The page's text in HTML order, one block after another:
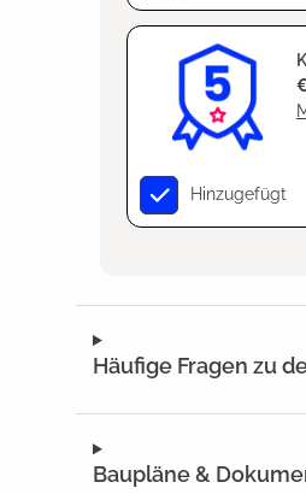
Hinzugefügt
Häufige Fragen zu
Baupläne &